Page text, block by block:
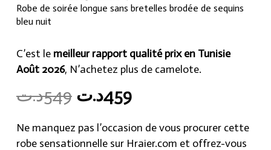
Robe de soirée longue sans bretelles brodée de sequins
bleu nuit
C’est le meilleur rapport qualité prix en Tunisie
Août 2026, N’achetez plus de camelote.
549د.ت Original
price
was:
549د.ت.
459د.ت Current
is:
459د.ت.
Ne manquez pas l’occasion de vous procurer cette
robe sensationnelle sur Hraier.com et offrez-vous